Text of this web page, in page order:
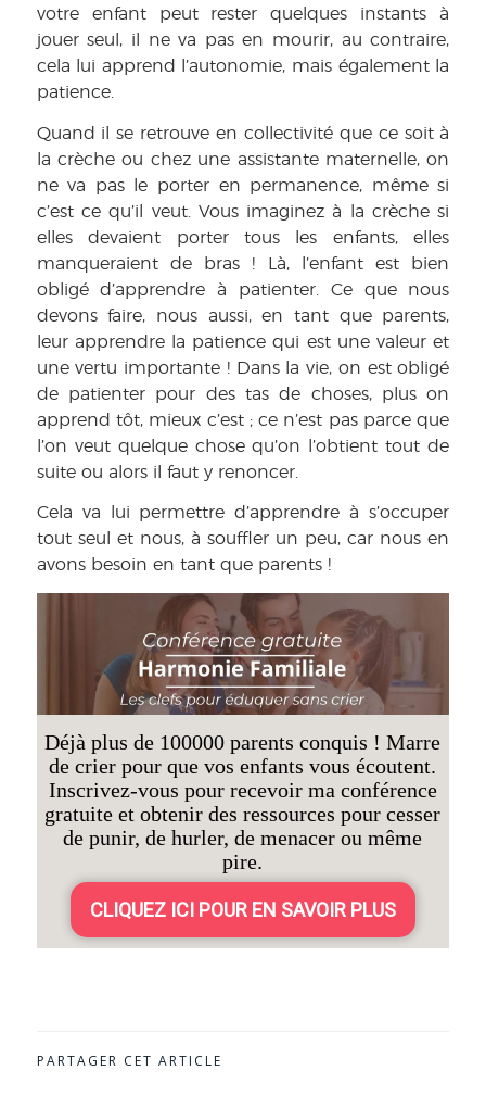
votre enfant peut rester quelques instants à
jouer seul, il ne va pas en mourir, au contraire,
cela lui apprend l’autonomie, mais également la
patience.
Quand il se retrouve en collectivité que ce soit à
la crèche ou chez une assistante maternelle, on
ne va pas le porter en permanence, même si
c’est ce qu’il veut. Vous imaginez à la crèche si
elles devaient porter tous les enfants, elles
manqueraient de bras ! Là, l’enfant est bien
obligé d’apprendre à patienter. Ce que nous
devons faire, nous aussi, en tant que parents,
leur apprendre la patience qui est une valeur et
une vertu importante ! Dans la vie, on est obligé
de patienter pour des tas de choses, plus on
apprend tôt, mieux c’est ; ce n’est pas parce que
l’on veut quelque chose qu’on l’obtient tout de
suite ou alors il faut y renoncer.
Cela va lui permettre d’apprendre à s’occuper
tout seul et nous, à souffler un peu, car nous en
avons besoin en tant que parents !
Déjà plus de 100000 parents conquis ! Marre
de crier pour que vos enfants vous écoutent.
Inscrivez-vous pour recevoir ma conférence
gratuite et obtenir des ressources pour cesser
de punir, de hurler, de menacer ou même
pire.
CLIQUEZ ICI POUR EN SAVOIR PLUS
PARTAGER CET ARTICLE